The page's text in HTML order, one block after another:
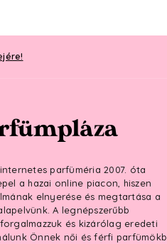
parfüméria 2007. óta
a hazai online piacon, hiszen
elnyerése és megtartása a
A legnépszerűbb
és kizárólag eredeti
Önnek női és férfi